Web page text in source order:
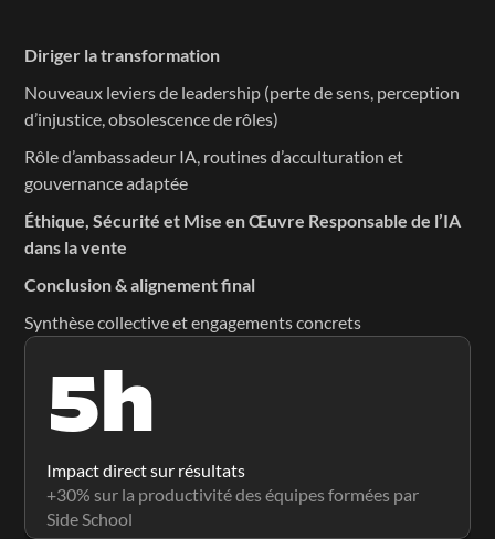
Diriger la transformation
Nouveaux leviers de leadership (perte de sens, perception
d’injustice, obsolescence de rôles)
Rôle d’ambassadeur IA, routines d’acculturation et
gouvernance adaptée
Éthique, Sécurité et Mise en Œuvre Responsable de l’IA
dans la vente
Conclusion & alignement final
Synthèse collective et engagements concrets
5h
Impact direct sur résultats
+30% sur la productivité des équipes formées par
Side School